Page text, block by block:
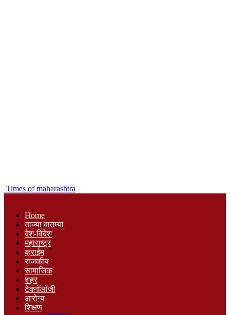
Times of maharashtra
Home
ताज्या बातम्या
देश-विदेश
महाराष्ट्र
क्राईम
राजकीय
सामाजिक
शहर
टेक्नॉलॉजी
आरोग्य
शिक्षण